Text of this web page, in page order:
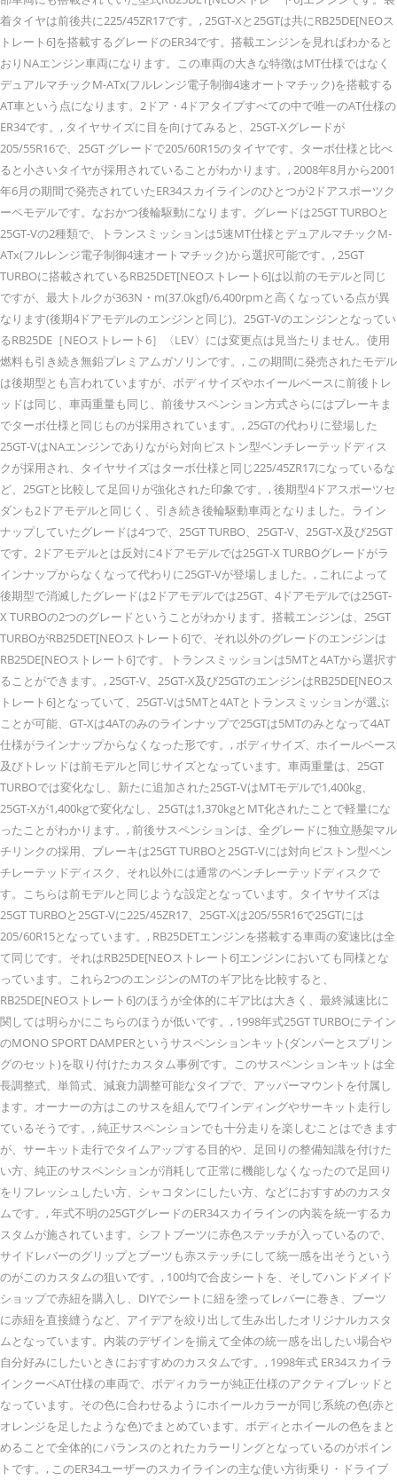
着タイヤは前後共に225/45ZR17です。, 25GT-Xと25GTは共にRB25DE[NEOス
トレート6]を搭載するグレードのER34です。搭載エンジンを見ればわかると
おりNAエンジン車両になります。この車両の大きな特徴はMT仕様ではなく
デュアルマチックM-ATx(フルレンジ電子制御4速オートマチック)を搭載する
AT車という点になります。2ドア・4ドアタイプすべての中で唯一のAT仕様の
ER34です。, タイヤサイズに目を向けてみると、25GT-Xグレードが
205/55R16で、25GT グレードで205/60R15のタイヤです。ターボ仕様と比べ
ると小さいタイヤが採用されていることがわかります。, 2008年8月から2001
年6月の期間で発売されていたER34スカイラインのひとつが2ドアスポーツク
ーペモデルです。なおかつ後輪駆動になります。グレードは25GT TURBOと
25GT-Vの2種類で、トランスミッションは5速MT仕様とデュアルマチックM-
ATx(フルレンジ電子制御4速オートマチック)から選択可能です。, 25GT
TURBOに搭載されているRB25DET[NEOストレート6]は以前のモデルと同じ
ですが、最大トルクが363N・m(37.0kgf)/6,400rpmと高くなっている点が異
なります(後期4ドアモデルのエンジンと同じ)。25GT-Vのエンジンとなってい
るRB25DE［NEOストレート6］〈LEV〉には変更点は見当たりません。使用
燃料も引き続き無鉛プレミアムガソリンです。, この期間に発売されたモデル
は後期型とも言われていますが、ボディサイズやホイールベースに前後トレ
ッドは同じ、車両重量も同じ、前後サスペンション方式さらにはブレーキま
でターボ仕様と同じものが採用されています。, 25GTの代わりに登場した
25GT-VはNAエンジンでありながら対向ピストン型ベンチレーテッドディス
クが採用され、タイヤサイズはターボ仕様と同じ225/45ZR17になっているな
ど、25GTと比較して足回りが強化された印象です。, 後期型4ドアスポーツセ
ダンも2ドアモデルと同じく、引き続き後輪駆動車両となりました。ライン
ナップしていたグレードは4つで、25GT TURBO、25GT-V、25GT-X及び25GT
です。2ドアモデルとは反対に4ドアモデルでは25GT-X TURBOグレードがラ
インナップからなくなって代わりに25GT-Vが登場しました。, これによって
後期型で消滅したグレードは2ドアモデルでは25GT、4ドアモデルでは25GT-
X TURBOの2つのグレードということがわかります。搭載エンジンは、25GT
TURBOがRB25DET[NEOストレート6]で、それ以外のグレードのエンジンは
RB25DE[NEOストレート6]です。トランスミッションは5MTと4ATから選択す
ることができます。, 25GT-V、25GT-X及び25GTのエンジンはRB25DE[NEOス
トレート6]となっていて、25GT-Vは5MTと4ATとトランスミッションが選ぶ
ことが可能、GT-Xは4ATのみのラインナップで25GTは5MTのみとなって4AT
仕様がラインナップからなくなった形です。, ボディサイズ、ホイールベース
及びトレッドは前モデルと同じサイズとなっています。車両重量は、25GT
TURBOでは変化なし、新たに追加された25GT-VはMTモデルで1,400kg、
25GT-Xが1,400kgで変化なし、25GTは1,370kgとMT化されたことで軽量にな
ったことがわかります。, 前後サスペンションは、全グレードに独立懸架マル
チリンクの採用、ブレーキは25GT TURBOと25GT-Vには対向ピストン型ベン
チレーテッドディスク、それ以外には通常のベンチレーテッドディスクで
す。こちらは前モデルと同じような設定となっています。タイヤサイズは
25GT TURBOと25GT-Vに225/45ZR17、25GT-Xは205/55R16で25GTには
205/60R15となっています。, RB25DETエンジンを搭載する車両の変速比は全
て同じです。それはRB25DE[NEOストレート6]エンジンにおいても同様とな
っています。これら2つのエンジンのMTのギア比を比較すると、
RB25DE[NEOストレート6]のほうが全体的にギア比は大きく、最終減速比に
関しては明らかにこちらのほうが低いです。, 1998年式25GT TURBOにテイン
のMONO SPORT DAMPERというサスペンションキット(ダンパーとスプリン
グのセット)を取り付けたカスタム事例です。このサスペンションキットは全
長調整式、単筒式、減衰力調整可能なタイプで、アッパーマウントを付属し
ます。オーナーの方はこのサスを組んでワインディングやサーキット走行し
ているそうです。, 純正サスペンションでも十分走りを楽しむことはできます
が、サーキット走行でタイムアップする目的や、足回りの整備知識を付けた
い方、純正のサスペンションが消耗して正常に機能しなくなったので足回り
をリフレッシュしたい方、シャコタンにしたい方、などにおすすめのカスタ
ムです。, 年式不明の25GTグレードのER34スカイラインの内装を統一するカ
スタムが施されています。シフトブーツに赤色ステッチが入っているので、
サイドレバーのグリップとブーツも赤ステッチにして統一感を出そうという
のがこのカスタムの狙いです。, 100均で合皮シートを、そしてハンドメイド
ショップで赤紐を購入し、DIYでシートに紐を塗ってレバーに巻き、ブーツ
に赤紐を直接縫うなど、アイデアを絞り出して生み出したオリジナルカスタ
ムとなっています。内装のデザインを揃えて全体の統一感を出したい場合や
自分好みにしたいときにおすすめのカスタムです。, 1998年式 ER34スカイラ
インクーペAT仕様の車両で、ボディカラーが純正仕様のアクティブレッドと
なっています。その色に合わせるようにホイールカラーが同じ系統の色(赤と
オレンジを足したような色)でまとめています。ボディとホイールの色をまと
めることで全体的にバランスのとれたカラーリングとなっているのがポイン
トです。, このER34ユーザーのスカイラインの主な使い方街乗り・ドライブ